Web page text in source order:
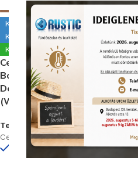
Kiállítva Alkotás úton
Kiállítva Kunigunda útján
Készleten
Cersanit Metal Copper
Border Glossy 1X60
Dekorcsík (Listello)
(WD929-013)
Termékkód:
Cersanit/WD929-013
Készleten